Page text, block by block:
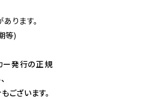
ります。
等)
ー発行の正規
ざいます。